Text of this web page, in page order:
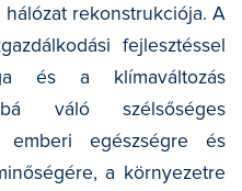
rekonstrukciója. A
fejlesztéssel
és a klímaváltozás
váló szélsőséges
emberi egészségre és
a környezetre